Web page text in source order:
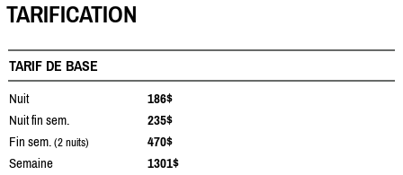
TARIFICATION
TARIF DE BASE
Nuit
186$
Nuit fin sem.
235$
Fin sem. (2 nuits)
470$
Semaine
1301$